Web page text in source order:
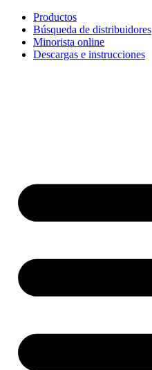
contenido
Productos
Búsqueda de distribuidores
Minorista online
Descargas e instrucciones